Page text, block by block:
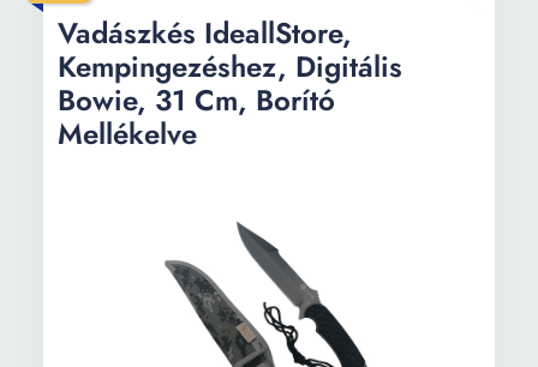
Vadászkés IdeallStore,
Kempingezéshez, Digitális
Bowie, 31 Cm, Borító
Mellékelve